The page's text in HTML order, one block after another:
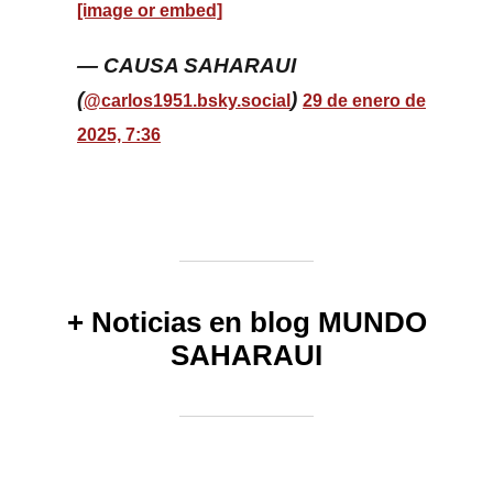
[image or embed]
— CAUSA SAHARAUI
(@carlos1951.bsky.social ) 29 de enero de
2025, 7:36
+ Noticias en blog MUNDO
SAHARAUI